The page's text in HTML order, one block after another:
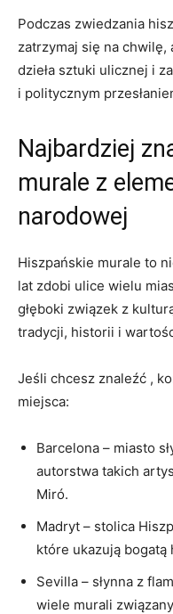
Podczas zwiedzania
zatrzymaj się na
dzieła sztuki ulicznej i
i politycznym
Najbardziej
murale z
narodowej
Hiszpańskie murale to
lat zdobi ulice wielu
głęboki związek z
tradycji, historii i
Jeśli chcesz znaleźć ,
miejsca:
Barcelona – miasto
autorstwa takich
Miró.
Madryt – stolica
które ukazują bogatą
Sevilla – słynna z
wiele murali